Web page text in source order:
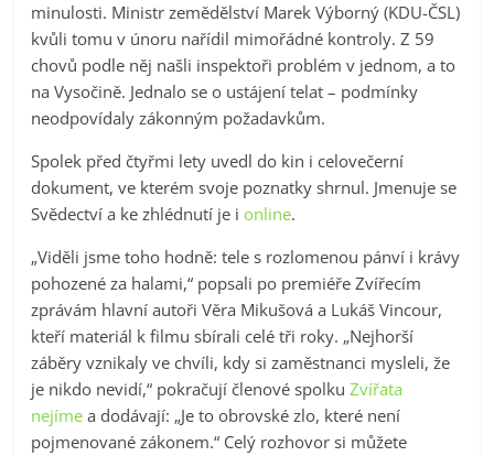
minulosti. Ministr zemědělství Marek Výborný (KDU-ČSL)
kvůli tomu v únoru nařídil mimořádné kontroly. Z 59
chovů podle něj našli inspektoři problém v jednom, a to
na Vysočině. Jednalo se o ustájení telat – podmínky
neodpovídaly zákonným požadavkům.
Spolek před čtyřmi lety uvedl do kin i celovečerní
dokument, ve kterém svoje poznatky shrnul. Jmenuje se
Svědectví a ke zhlédnutí je ionline.
„Viděli jsme toho hodně: tele s rozlomenou pánví i krávy
pohozené za halami,“ popsali po premiéře Zvířecím
zprávám hlavní autoři Věra Mikušová a Lukáš Vincour,
kteří materiál k filmu sbírali celé tři roky. „Nejhorší
záběry vznikaly ve chvíli, kdy si zaměstnanci mysleli, že
je nikdo nevidí,“ pokračují členové spolkuZvířata
nejíme a dodávají: „Je to obrovské zlo, které není
pojmenované zákonem.“ Celý rozhovor si můžete